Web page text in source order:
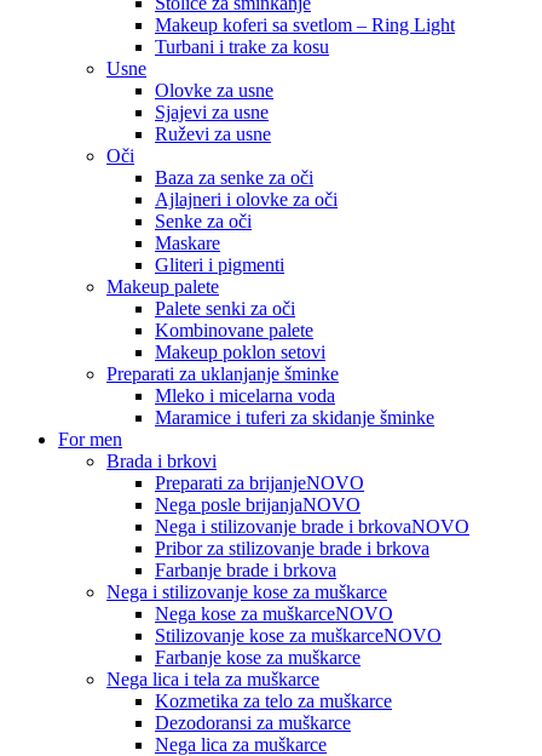
Makeup koferi sa svetlom – Ring Light
Turbani i trake za kosu
Usne
Olovke za usne
Sjajevi za usne
Ruževi za usne
Oči
Baza za senke za oči
Ajlajneri i olovke za oči
Senke za oči
Maskare
Gliteri i pigmenti
Makeup palete
Palete senki za oči
Kombinovane palete
Makeup poklon setovi
Preparati za uklanjanje šminke
Mleko i micelarna voda
Maramice i tuferi za skidanje šminke
For men
Brada i brkovi
Preparati za brijanjeNOVO
Nega posle brijanjaNOVO
Nega i stilizovanje brade i brkovaNOVO
Pribor za stilizovanje brade i brkova
Farbanje brade i brkova
Nega i stilizovanje kose za muškarce
Nega kose za muškarceNOVO
Stilizovanje kose za muškarceNOVO
Farbanje kose za muškarce
Nega lica i tela za muškarce
Kozmetika za telo za muškarce
Dezodoransi za muškarce
Nega lica za muškarce